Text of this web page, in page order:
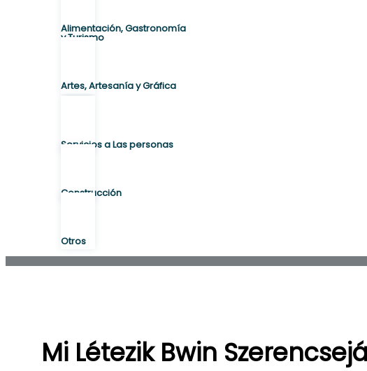
Alimentación, Gastronomía
y Turismo
Artes, Artesanía y Gráfica
Servicios a Las personas
Construcción
Otros
Mi Létezik Bwin